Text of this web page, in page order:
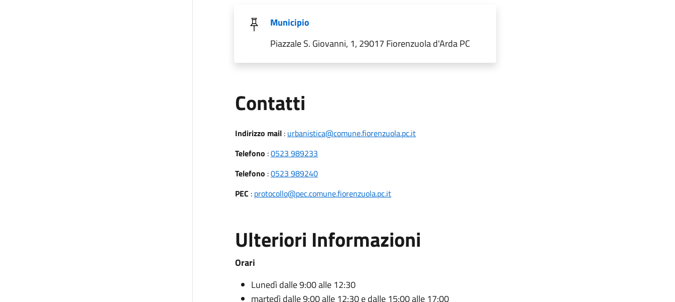
Municipio
Piazzale S. Giovanni, 1, 29017 Fiorenzuola d'Arda PC
Contatti
Indirizzo mail: urbanistica@comune.fiorenzuola.pc.it
Telefono :0523 989233
Telefono :0523 989240
PEC : protocollo@pec.comune.fiorenzuola.pc.it
Ulteriori Informazioni
Orari
Lunedì dalle 9:00 alle 12:30
martedì dalle 9:00 alle 12:30 e dalle 15:00 alle 17:00